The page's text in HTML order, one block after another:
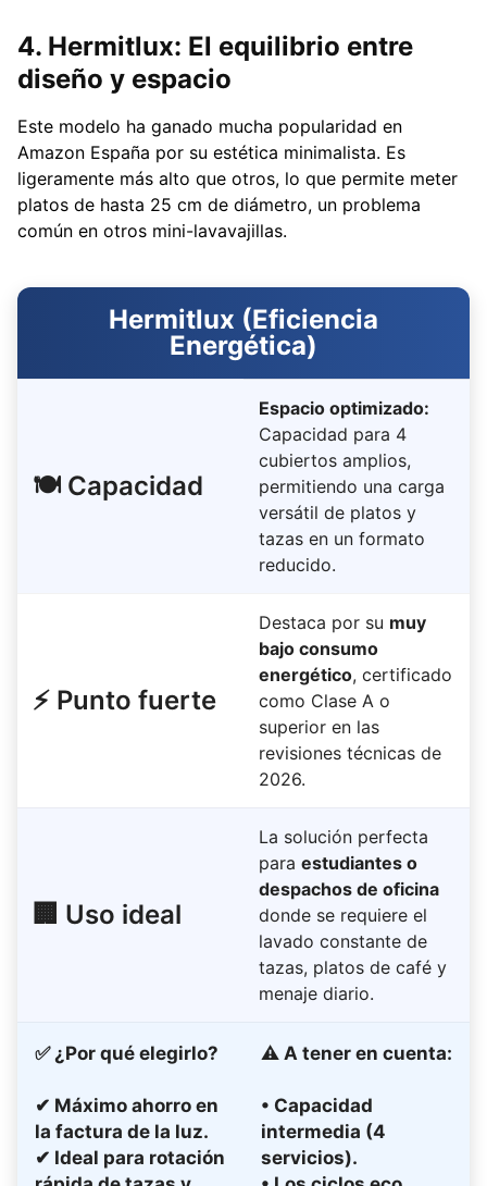
4. Hermitlux: El equilibrio entre
diseño y espacio
Este modelo ha ganado mucha popularidad en
Amazon España por su estética minimalista. Es
ligeramente más alto que otros, lo que permite meter
platos de hasta 25 cm de diámetro, un problema
común en otros mini-lavavajillas.
Hermitlux (Eficiencia
Energética)
🍽️ Capacidad
Espacio optimizado:
Capacidad para 4
cubiertos amplios,
permitiendo una carga
versátil de platos y
tazas en un formato
reducido.
⚡ Punto fuerte
Destaca por su muy
bajo consumo
energético, certificado
como Clase A o
superior en las
revisiones técnicas de
2026.
🏢 Uso ideal
La solución perfecta
para estudiantes o
despachos de oficina
donde se requiere el
lavado constante de
tazas, platos de café y
menaje diario.
✅ ¿Por qué elegirlo?
✔ Máximo ahorro en
la factura de la luz.
✔ Ideal para rotación
⚠ A tener en cuenta:
• Capacidad
intermedia (4
servicios).